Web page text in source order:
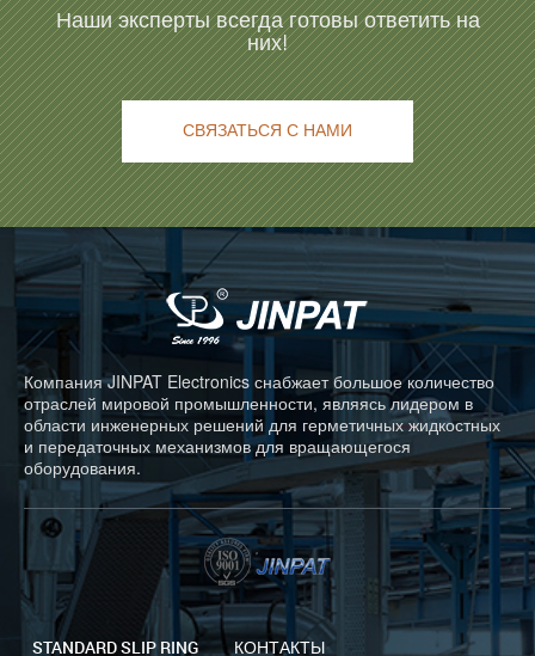
Наши эксперты всегда готовы ответить на
них!
СВЯЗАТЬСЯ С НАМИ
Компания JINPAT Electronics снабжает большое количество
отраслей мировой промышленности, являясь лидером в
области инженерных решений для герметичных жидкостных
и передаточных механизмов для вращающегося
оборудования.
STANDARD SLIP RING КОНТАКТЫ